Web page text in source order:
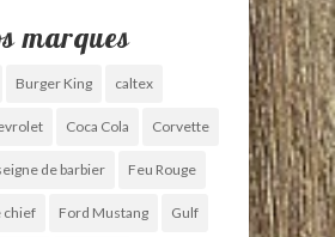
marques
Burger King caltex
Coca Cola Corvette
de barbier Feu Rouge
chief Ford Mustang Gulf